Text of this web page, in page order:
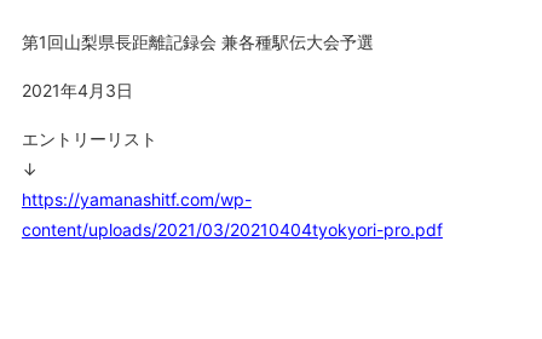
第1回山梨県長距離記録会 兼各種駅伝大会予選
2021年4月3日
エントリーリスト
↓
https://yamanashitf.com/wp-
content/uploads/2021/03/20210404tyokyori-pro.pdf